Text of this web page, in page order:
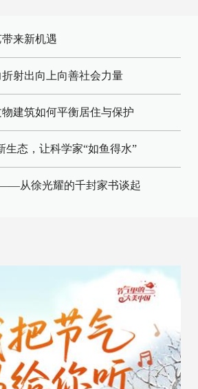
来新机遇
射出向上向善社会力量
物建筑如何平衡居住与保护
生态，让科学家“如鱼得水”
从徐光耀的千封家书谈起